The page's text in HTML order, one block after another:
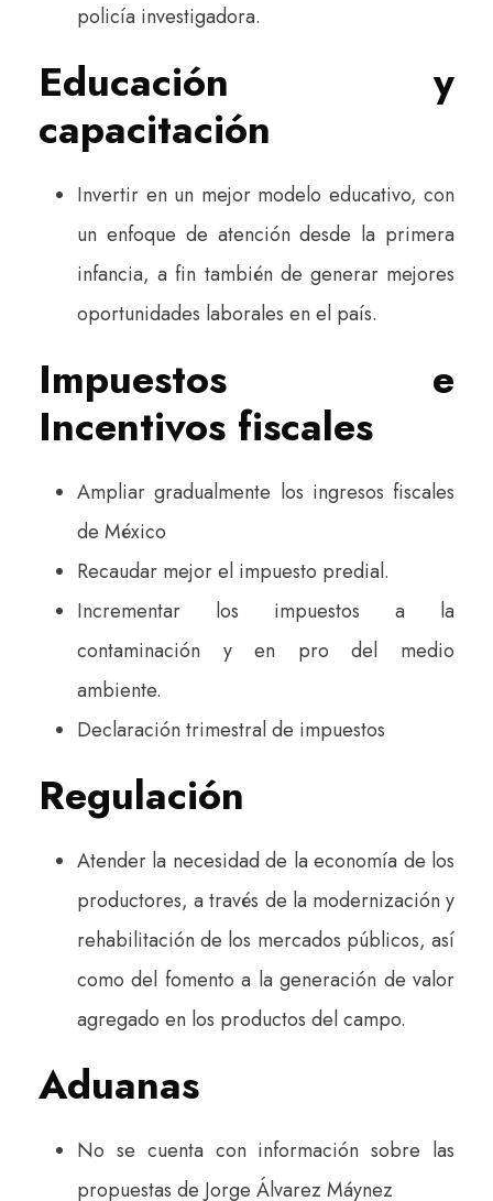
policía investigadora.
Educación y
capacitación
Invertir en un mejor modelo educativo, con
un enfoque de atención desde la primera
infancia, a fin también de generar mejores
oportunidades laborales en el país.
Impuestos e
Incentivos fiscales
Ampliar gradualmente los ingresos fiscales
de México
Recaudar mejor el impuesto predial.
Incrementar los impuestos a la
contaminación y en pro del medio
ambiente.
Declaración trimestral de impuestos
Regulación
Atender la necesidad de la economía de los
productores, a través de la modernización y
rehabilitación de los mercados públicos, así
como del fomento a la generación de valor
agregado en los productos del campo.
Aduanas
No se cuenta con información sobre las
propuestas de Jorge Álvarez Máynez